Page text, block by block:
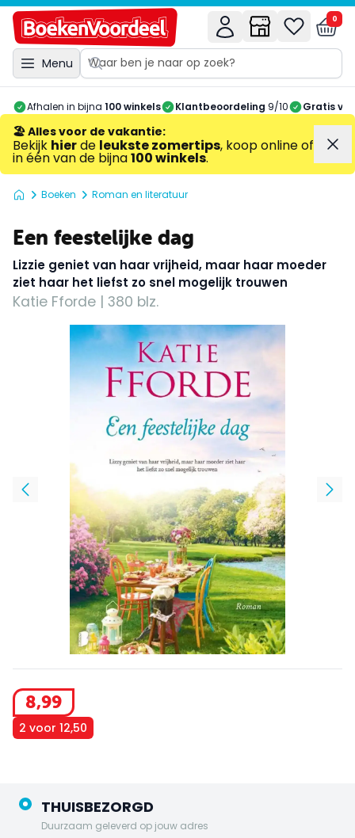
Menu
0
Afhalen in bijna 100 winkels Klantbeoordeling 9/10 Gratis
🏖️ Alles voor de vakantie:
Bekijk hierde leukste zomertips, koop online of
in één van de bijna100 winkels.
Boeken Roman en literatuur
Een feestelijke dag
Lizzie geniet van haar vrijheid, maar haar moeder
ziet haar het liefst zo snel mogelijk trouwen
Katie Fforde | 380 blz.
8,99
2 voor 12,50
THUISBEZORGD
Duurzaam geleverd op jouw adres